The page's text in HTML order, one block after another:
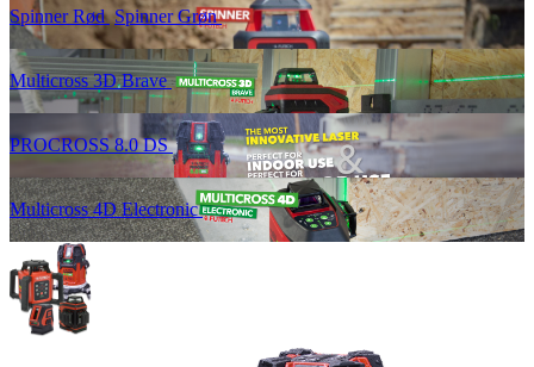
Spinner Rød Spinner Grøn
Multicross 3D Brave
PROCROSS 8.0 DS
Multicross 4D Electronic